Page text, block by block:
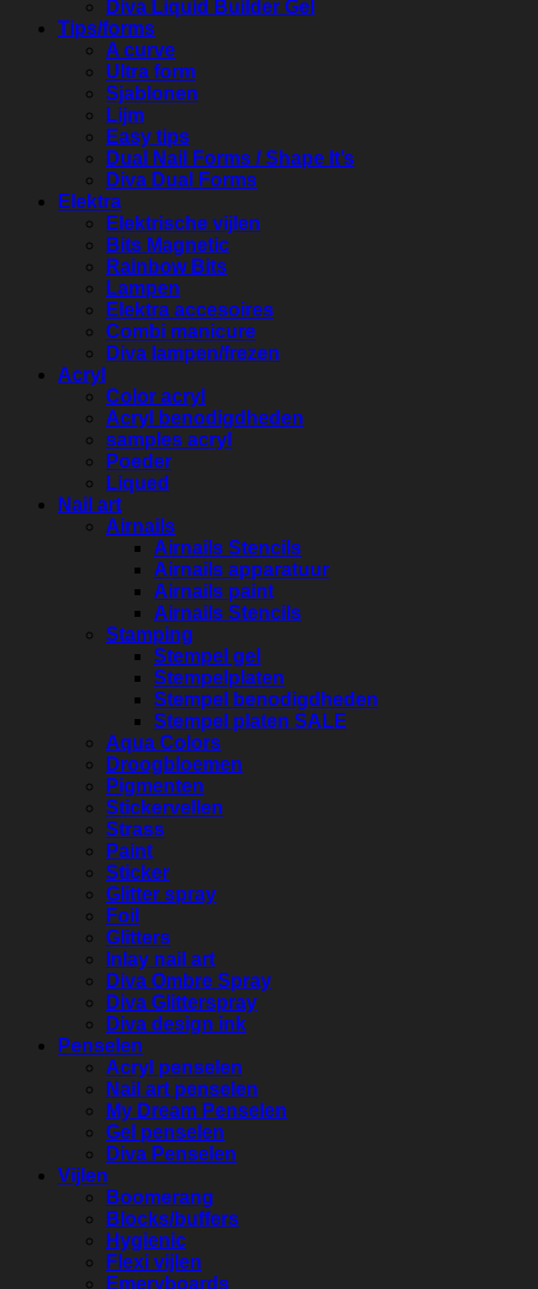
Diva Liquid Builder Gel
Tips/forms
A curve
Ultra form
Sjablonen
Lijm
Easy tips
Dual Nail Forms / Shape It’s
Diva Dual Forms
Elektra
Elektrische vijlen
Bits Magnetic
Rainbow Bits
Lampen
Elektra accesoires
Combi manicure
Diva lampen/frezen
Acryl
Color acryl
Acryl benodigdheden
samples acryl
Poeder
Liqued
Nail art
Airnails
Airnails Stencils
Airnails apparatuur
Airnails paint
Airnails Stencils
Stamping
Stempel gel
Stempelplaten
Stempel benodigdheden
Stempel platen SALE
Aqua Colors
Droogbloemen
Pigmenten
Stickervellen
Strass
Paint
Sticker
Glitter spray
Foil
Glitters
Inlay nail art
Diva Ombre Spray
Diva Glitterspray
Diva design ink
Penselen
Acryl penselen
Nail art penselen
My Dream Penselen
Gel penselen
Diva Penselen
Vijlen
Boomerang
Blocks/buffers
Hygienic
Flexi vijlen
Emeryboards